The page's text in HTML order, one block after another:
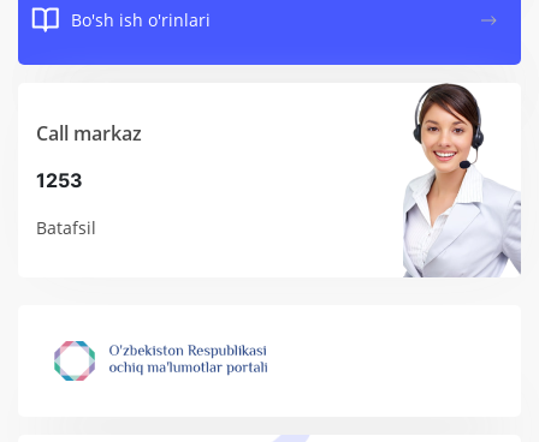
Bo'sh ish o'rinlari
Call markaz
1253
Batafsil